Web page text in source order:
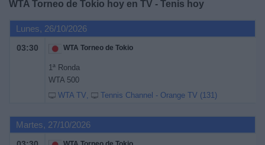
WTA Torneo de Tokio hoy en TV - Tenis hoy
Lunes, 26/10/2026
03:30 WTA Torneo de Tokio
1ª Ronda
WTA 500
WTA TV
Tennis Channel - Orange TV (131)
Martes, 27/10/2026
Deportes